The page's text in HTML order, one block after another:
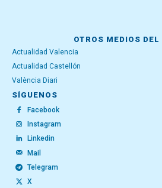
OTROS MEDIOS DEL
Actualidad Valencia
Actualidad Castellón
València Diari
SÍGUENOS
Facebook
Instagram
Linkedin
Mail
Telegram
X